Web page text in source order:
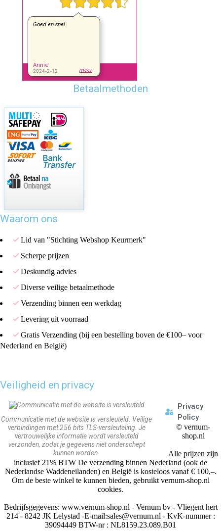
Betaalmethoden
Waarom ons
Lid van "Stichting Webshop Keurmerk"
Scherpe prijzen
Deskundig advies
Diverse veilige betaalmethode
Verzending binnen een werkdag
Levering uit voorraad
Gratis Verzending (bij een bestelling boven de €100– voor
Nederland en België)
Veiligheid en privacy
Communicatie met de website is versleuteld. Veilige
verbindingen met 256 bits TLS-versleuteling. Je
vertrouwelijke informatie wordt versleuteld
verzonden, zodat je gegevens niet onderschept
kunnen worden.
Privacy
Policy
© vernum-
shop.nl
Alle prijzen zijn
inclusief 21% BTW De verzending binnen Nederland (ook de
Nederlandse Waddeneilanden) en België is kosteloos vanaf € 100,–.
Om de beste winkel te kunnen bieden, gebruikt vernum-shop.nl
cookies.
Bedrijfsgegevens: www.vernum-shop.nl - Vernum bv - Vliegent hert
214 - 8242 JK Lelystad -E-mail:sales@vernum.nl - KvK-nummer :
39094449 BTW-nr : NL8159.23.089.B01